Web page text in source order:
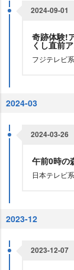
2024-09-01
奇跡体験!
くし直前
フジテレビ
2024-03
2024-03-26
午前0時の
日本テレビ
2023-12
2023-12-07